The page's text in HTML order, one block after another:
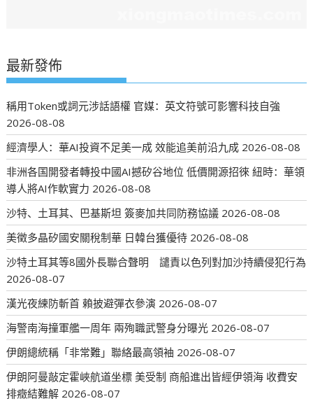
最新發佈
稱用Token或詞元涉話語權 官媒：英文符號可影響科技自強
2026-08-08
經濟學人：華AI投資不足美一成 效能追美前沿九成 2026-08-08
非洲各国開發者轉投中國AI撼矽谷地位 低價開源招徠 紐時：華領
導人將AI作軟實力 2026-08-08
沙特、土耳其、巴基斯坦 簽麥加共同防務協議 2026-08-08
美徵多晶矽國安關稅制華 日韓台獲優待 2026-08-08
沙特土耳其等8國外長聯合聲明 譴責以色列對加沙持續侵犯行為
2026-08-07
漢光夜練防斬首 賴披避彈衣參演 2026-08-07
海警南海撞軍艦一周年 兩殉職武警身分曝光 2026-08-07
伊朗總統稱「非常難」聯絡最高領袖 2026-08-07
伊朗阿曼敲定霍峽航道坐標 美受制 商船進出皆經伊領海 收費安
排癥結難解 2026-08-07